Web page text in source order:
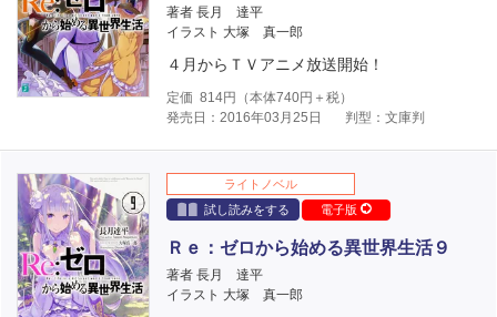
著者 長月 達平
イラスト 大塚 真一郎
４月からＴＶアニメ放送開始！
定価 814円（本体740円＋税）
発売日：2016年03月25日
判型：文庫判
ライトノベル
試し読みをする
電子版
Ｒｅ：ゼロから始める異世界生活９
著者 長月 達平
イラスト 大塚 真一郎